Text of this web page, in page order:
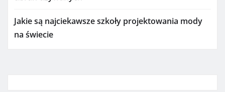
Jakie są najciekawsze szkoły projektowania mody
na świecie